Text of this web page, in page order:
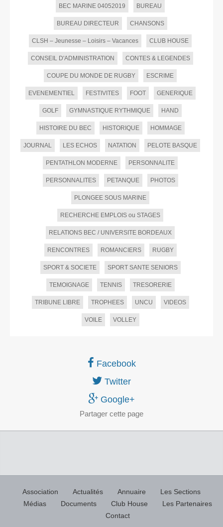
BEC MARINE 04052019 BUREAU
BUREAU DIRECTEUR CHANSONS
CLSH – Jeunesse – Loisirs – Vacances CLUB HOUSE
CONSEIL D'ADMINISTRATION CONTES & LEGENDES
COUPE DU MONDE DE RUGBY ESCRIME
EVENEMENTIEL FESTIVITES FOOT GENERIQUE
GOLF GYMNASTIQUE RYTHMIQUE HAND
HISTOIRE DU BEC HISTORIQUE HOMMAGE
JOURNAL LES ECHOS NATATION PELOTE BASQUE
PENTATHLON MODERNE PERSONNALITE
PERSONNALITES PETANQUE PHOTOS
PLONGEE SOUS MARINE
RECHERCHE EMPLOIS ou STAGES
RELATIONS BEC / UNIVERSITE BORDEAUX
RENCONTRES ROMANCIERS RUGBY
SPORT & SOCIETE SPORT SANTE SENIORS
TEMOIGNAGE TENNIS TRESORERIE
TRIBUNE LIBRE TROPHEES UNCU VIDEOS
VOILE VOLLEY
Facebook
Twitter
Google+
Partager cette page
Association Actualités Annuaire
Les Sections
Médias
Documents Club House
Les Partenaires
Contact